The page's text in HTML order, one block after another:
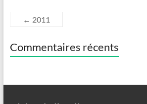
← 2011
Commentaires récents